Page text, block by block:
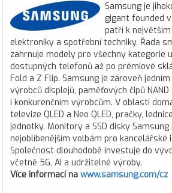
Samsung je
gigant founded
patří k
elektroniky a spotřební techniky. Řada
zahrnuje modely pro všechny kategorie
dostupných telefonů až po prémiové
Fold a Z Flip. Samsung je zároveň
výrobců displejů, paměťových čipů
i konkurenčním výrobcům. V oblasti
televize QLED a Neo QLED, pračky,
jednotky. Monitory a SSD disky
nejoblíbenějším volbám pro kancelářské
Společnost dlouhodobě investuje do
včetně 5G, AI a udržitelné výroby.
Více informací na www.samsung.com/cz